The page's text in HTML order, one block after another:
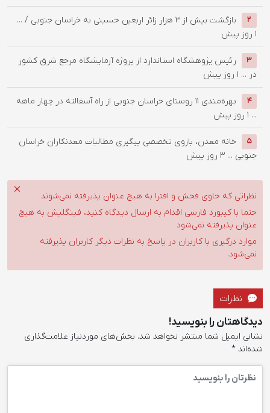
2
بازگشت بیش از ۳ هزار زائر اربعین حسینی به خراسان جنوبی / ...
1 روز پیش
3
رئیس پژوهشگاه استاندارد از پروژه آزمایشگاه مرجع شرق کشور
در ... 1 روز پیش
4
بهره‌مندی ۱۱ روستای خراسان جنوبی از راه آسفالته در چهار ماهه
... 1 روز پیش
5
خانه معدن، بازوی تخصصی پیگیری مطالبات معدنکاران خراسان
جنوبی ... 3 روز پیش
نظراتی که حاوی فحش و افترا به هیچ عنوان پذیرفته نمی‌شوند
حتما با کیبورد فارسی اقدام به ارسال دیدگاه کنید، فینگلیش به هیچ
عنوان پذیرفته نمی‌شود
موارد درگیری با کاربران در پاسخ به نظرات دیگر کاربران پذیرفته
نمی‌شود.
نظرات
دیدگاهتان را بنویسید!
نشانی ایمیل شما منتشر نخواهد شد. بخش‌های موردنیاز علامت‌گذاری
شده‌اند *